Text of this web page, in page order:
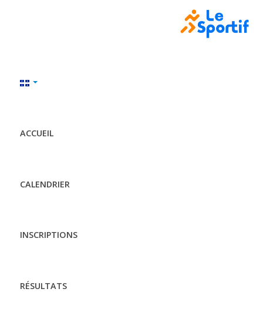
ACCUEIL
CALENDRIER
INSCRIPTIONS
RÉSULTATS